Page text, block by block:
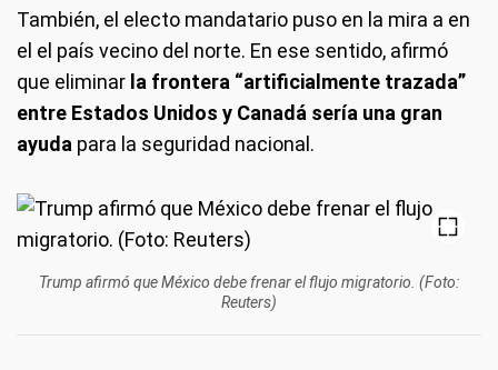
También, el electo mandatario puso en la mira a en
el el país vecino del norte. En ese sentido, afirmó
que eliminar la frontera “artificialmente trazada”
entre Estados Unidos y Canadá sería una gran
ayuda para la seguridad nacional.
Trump afirmó que México debe frenar el flujo migratorio. (Foto:
Reuters)